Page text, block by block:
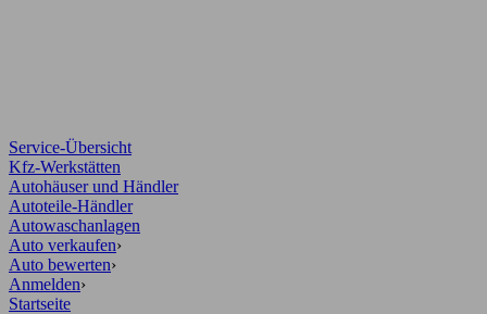
Service-Übersicht
Kfz-Werkstätten
Autohäuser und Händler
Autoteile-Händler
Autowaschanlagen
Auto verkaufen›
Auto bewerten›
Anmelden›
Startseite